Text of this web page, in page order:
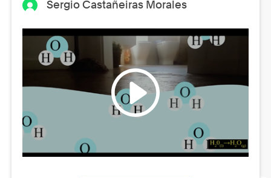
Sergio Castañeiras Morales